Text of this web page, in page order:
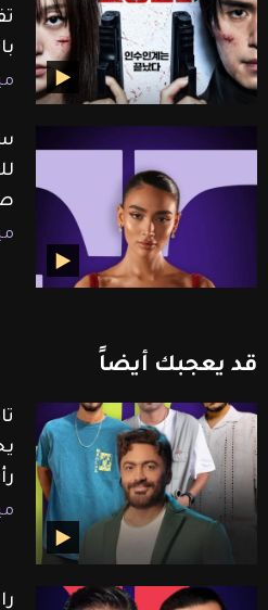
قد يعجبك أيضاً